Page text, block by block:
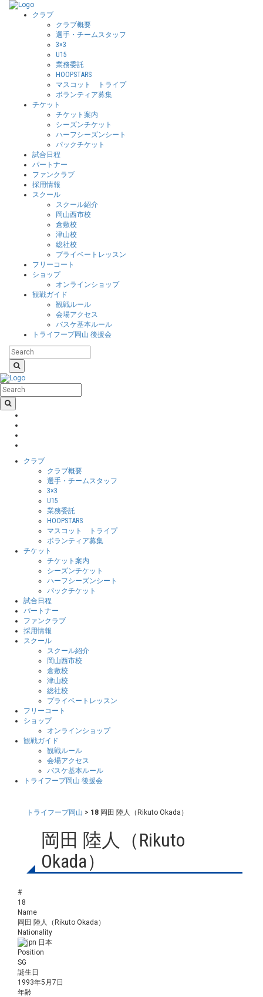
クラブ
クラブ概要
選手・チームスタッフ
3×3
U15
業務委託
HOOPSTARS
マスコット トライプ
ボランティア募集
チケット
チケット案内
シーズンチケット
ハーフシーズンシート
パックチケット
試合日程
パートナー
ファンクラブ
採用情報
スクール
スクール紹介
岡山西市校
倉敷校
津山校
総社校
プライベートレッスン
フリーコート
ショップ
オンラインショップ
観戦ガイド
観戦ルール
会場アクセス
バスケ基本ルール
トライフープ岡山 後援会
クラブ
クラブ概要
選手・チームスタッフ
3×3
U15
業務委託
HOOPSTARS
マスコット トライプ
ボランティア募集
チケット
チケット案内
シーズンチケット
ハーフシーズンシート
パックチケット
試合日程
パートナー
ファンクラブ
採用情報
スクール
スクール紹介
岡山西市校
倉敷校
津山校
総社校
プライベートレッスン
フリーコート
ショップ
オンラインショップ
観戦ガイド
観戦ルール
会場アクセス
バスケ基本ルール
トライフープ岡山 後援会
トライフープ岡山 > 18 岡田 陸人（Rikuto Okada）
岡田 陸人（Rikuto
Okada）
#
18
Name
岡田 陸人（Rikuto Okada）
Nationality
日本
Position
SG
誕生日
1993年5月7日
年齢